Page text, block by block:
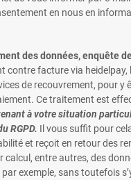
en nous en
des données, enquête
contre facture via
de recouvrement, pour y
Ce traitement est
à votre situation
RGPD. Il vous suffit pour
et reçoit en retour des
calcul, entre autres, des
par exemple, sans toutefois